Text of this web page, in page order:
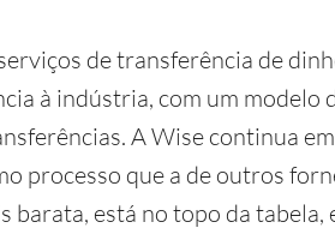
de transferência de
à indústria, com um modelo
A Wise continua
processo que a de outros
barata, está no topo da tabela,